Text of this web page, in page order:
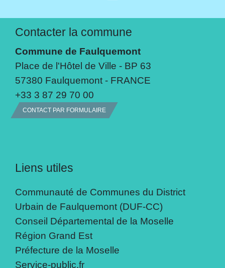
Contacter la commune
Commune de Faulquemont
Place de l'Hôtel de Ville - BP 63
57380 Faulquemont - FRANCE
+33 3 87 29 70 00
CONTACT PAR FORMULAIRE
Liens utiles
Communauté de Communes du District
Urbain de Faulquemont (DUF-CC)
Conseil Départemental de la Moselle
Région Grand Est
Préfecture de la Moselle
Service-public.fr